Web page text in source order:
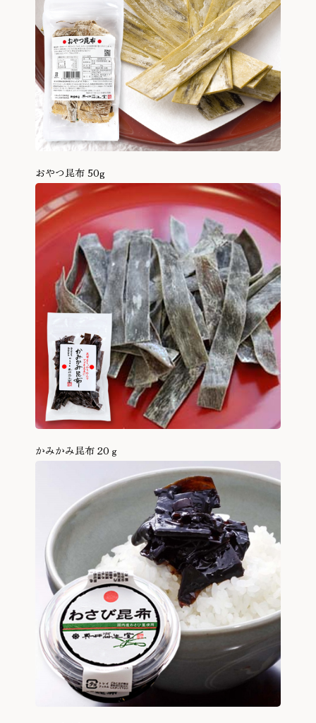
おやつ昆布 50g
商品を見る
かみかみ昆布 20ｇ
商品を見る